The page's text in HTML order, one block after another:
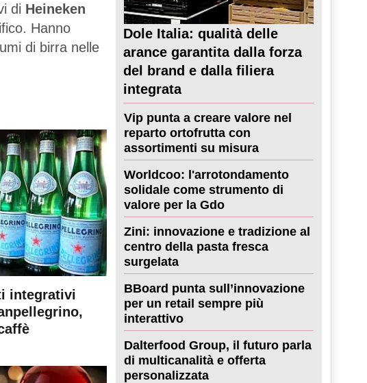
di Heineken
Hanno
di birra nelle
integrativi
Dole Italia: qualità delle
arance garantita dalla forza
del brand e dalla filiera
integrata
Vip punta a creare valore nel
reparto ortofrutta con
assortimenti su misura
Worldcoo: l'arrotondamento
solidale come strumento di
valore per la Gdo
Zini: innovazione e tradizione al
centro della pasta fresca
surgelata
BBoard punta sull’innovazione
per un retail sempre più
interattivo
Dalterfood Group, il futuro parla
di multicanalità e offerta
personalizzata